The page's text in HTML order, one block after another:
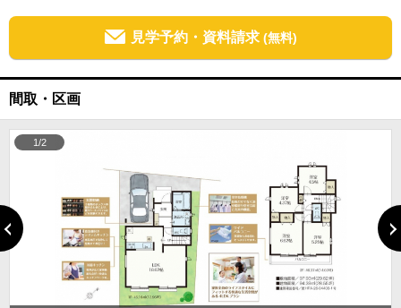
見学予約・資料請求 (無料)
間取・区画
1/2